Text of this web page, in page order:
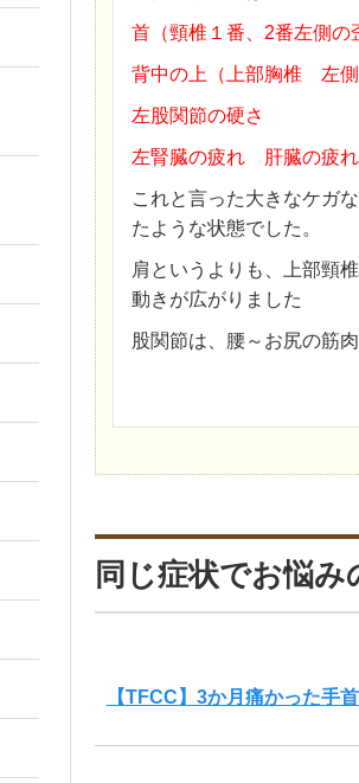
首（頸椎１番、2番左側の
背中の上（上部胸椎 左側
左股関節の硬さ
左腎臓の疲れ 肝臓の疲れ
これと言った大きなケガ
たような状態でした。
肩というよりも、上部頸
動きが広がりました
股関節は、腰～お尻の筋
同じ症状でお悩
【TFCC】3か月痛かった手